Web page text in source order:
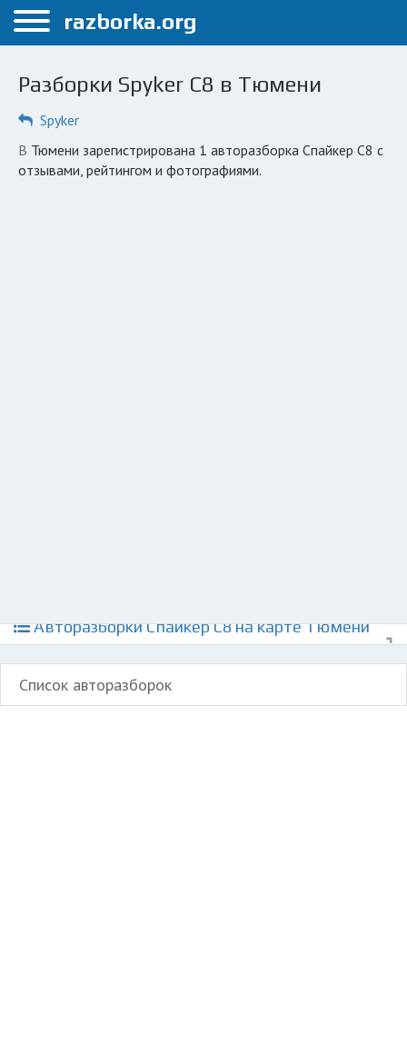
Меню
Тюмень
ПОЛЬЗОВАТЕЛЯМ
Каталог разборок
Разборки Spyker C8 в Тюмени
Spyker
в Тюмени зарегистрирована 1 авторазборка Спайкер С8 с
отзывами, рейтингом и фотографиями.
Авторазборки Спайкер С8 на карте Тюмени
Список авторазборок
razborka.org